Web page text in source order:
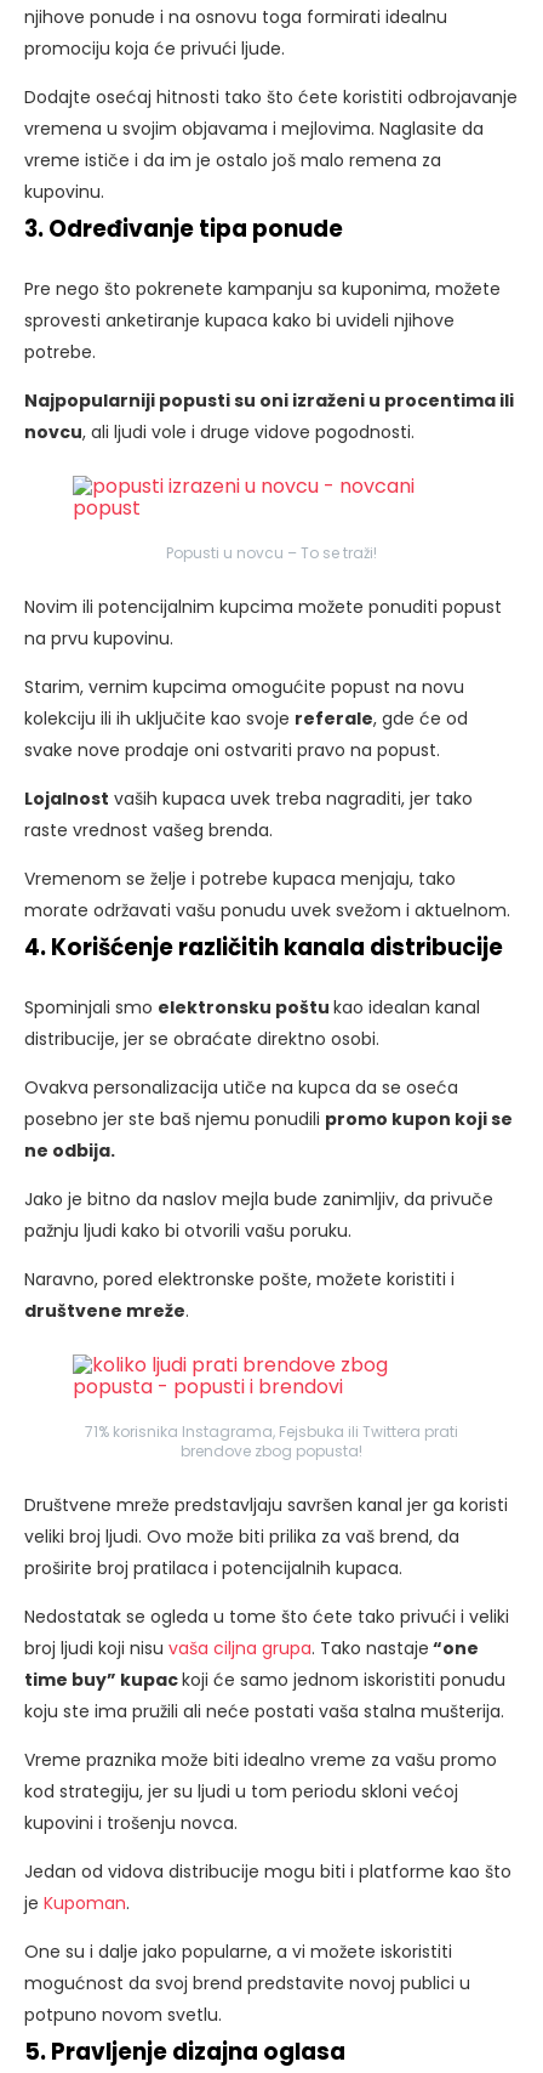
njihove ponude i na osnovu toga formirati idealnu
promociju koja će privući ljude.
Dodajte osećaj hitnosti tako što ćete koristiti odbrojavanje
vremena u svojim objavama i mejlovima. Naglasite da
vreme ističe i da im je ostalo još malo remena za
kupovinu.
3. Određivanje tipa ponude
Pre nego što pokrenete kampanju sa kuponima, možete
sprovesti anketiranje kupaca kako bi uvideli njihove
potrebe.
Najpopularniji popusti su oni izraženi u procentima ili
novcu, ali ljudi vole i druge vidove pogodnosti.
Popusti u novcu – To se traži!
Novim ili potencijalnim kupcima možete ponuditi popust
na prvu kupovinu.
Starim, vernim kupcima omogućite popust na novu
kolekciju ili ih uključite kao svoje referale, gde će od
svake nove prodaje oni ostvariti pravo na popust.
Lojalnost vaših kupaca uvek treba nagraditi, jer tako
raste vrednost vašeg brenda.
Vremenom se želje i potrebe kupaca menjaju, tako
morate održavati vašu ponudu uvek svežom i aktuelnom.
4. Korišćenje različitih kanala distribucije
Spominjali smo elektronsku poštu kao idealan kanal
distribucije, jer se obraćate direktno osobi.
Ovakva personalizacija utiče na kupca da se oseća
posebno jer ste baš njemu ponudili promo kupon koji se
ne odbija.
Jako je bitno da naslov mejla bude zanimljiv, da privuče
pažnju ljudi kako bi otvorili vašu poruku.
Naravno, pored elektronske pošte, možete koristiti i
društvene mreže.
71% korisnika Instagrama, Fejsbuka ili Twittera prati
brendove zbog popusta!
Društvene mreže predstavljaju savršen kanal jer ga koristi
veliki broj ljudi. Ovo može biti prilika za vaš brend, da
proširite broj pratilaca i potencijalnih kupaca.
Nedostatak se ogleda u tome što ćete tako privući i veliki
broj ljudi koji nisu vaša ciljna grupa. Tako nastaje “one
time buy” kupackoji će samo jednom iskoristiti ponudu
koju ste ima pružili ali neće postati vaša stalna mušterija.
Vreme praznika može biti idealno vreme za vašu promo
kod strategiju, jer su ljudi u tom periodu skloni većoj
kupovini i trošenju novca.
Jedan od vidova distribucije mogu biti i platforme kao što
je Kupoman.
One su i dalje jako popularne, a vi možete iskoristiti
mogućnost da svoj brend predstavite novoj publici u
potpuno novom svetlu.
5. Pravljenje dizajna oglasa